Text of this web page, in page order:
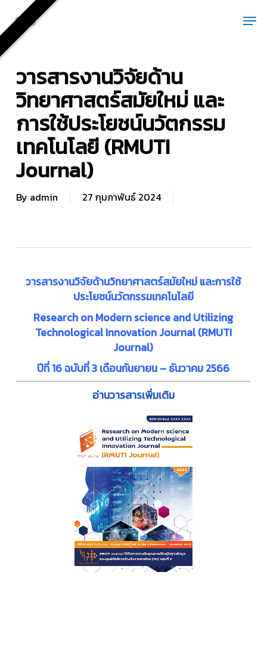
main
content
วารสารงานวิจัยด้าน
วิทยาศาสตร์สมัยใหม่ และ
การใช้ประโยชน์นวัตกรรม
เทคโนโลยี (RMUTI
Journal)
By admin 27 กุมภาพันธ์ 2024
วารสารงานวิจัยด้านวิทยาศาสตร์สมัยใหม่ และการใช้
ประโยชน์นวัตกรรมเทคโนโลยี
Research on Modern science and Utilizing
Technological Innovation Journal (RMUTI
Journal)
ปีที่ 16 ฉบับที่ 3 เดือนกันยายน – ธันวาคม 2566
อ่านวารสารเพิ่มเติม